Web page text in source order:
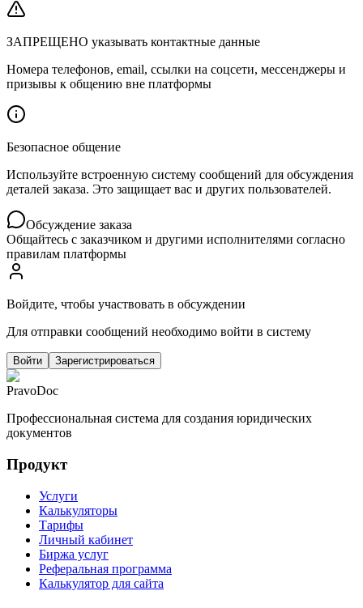
ЗАПРЕЩЕНО указывать контактные данные
Номера телефонов, email, ссылки на соцсети, мессенджеры и
призывы к общению вне платформы
Безопасное общение
Используйте встроенную систему сообщений для обсуждения
деталей заказа. Это защищает вас и других пользователей.
Обсуждение заказа
Общайтесь с заказчиком и другими исполнителями согласно
правилам платформы
Войдите, чтобы участвовать в обсуждении
Для отправки сообщений необходимо войти в систему
Войти Зарегистрироваться
PravoDoc
Профессиональная система для создания юридических
документов
Продукт
Услуги
Калькуляторы
Тарифы
Личный кабинет
Биржа услуг
Реферальная программа
Калькулятор для сайта